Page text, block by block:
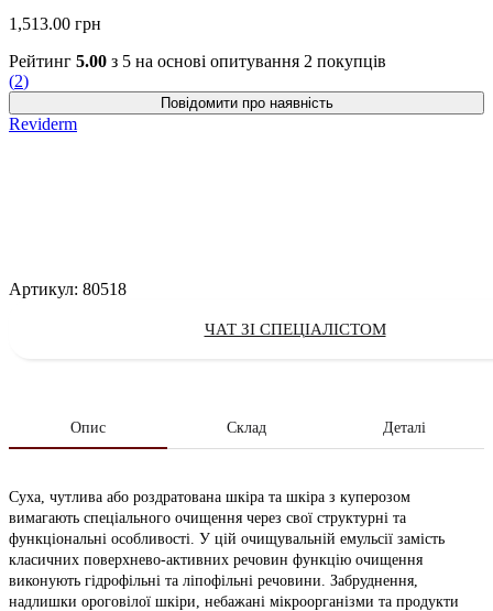
1,513.00 грн
Рейтинг 5.00 з 5 на основі опитування 2 покупців
(2)
Reviderm
Артикул: 80518
ЧАТ ЗІ СПЕЦІАЛІСТОМ
Опис Склад Деталі
Суха, чутлива або роздратована шкіра та шкіра з куперозом
вимагають спеціального очищення через свої структурні та
функціональні особливості. У цій очищувальній емульсії замість
класичних поверхнево-активних речовин функцію очищення
виконують гідрофільні та ліпофільні речовини. Забруднення,
надлишки ороговілої шкіри, небажані мікроорганізми та продукти